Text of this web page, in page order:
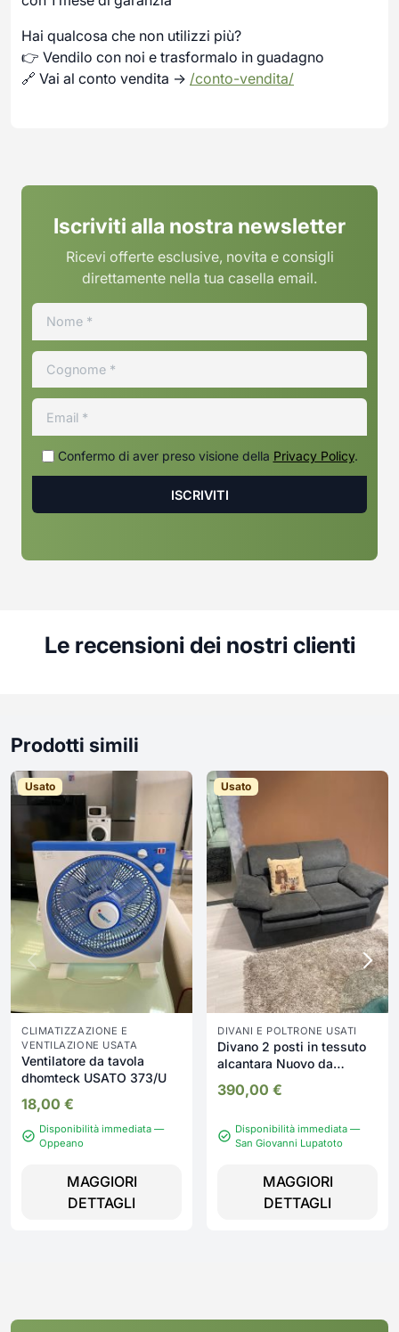
Hai qualcosa che non utilizzi più?
👉 Vendilo con noi e trasformalo in guadagno
🔗 Vai al conto vendita → /conto-vendita/
Iscriviti alla nostra newsletter
Ricevi offerte esclusive, novita e consigli
direttamente nella tua casella email.
Confermo di aver preso visione della Privacy Policy.
Le recensioni dei nostri clienti
Prodotti simili
Usato
CLIMATIZZAZIONE E
VENTILAZIONE USATA
Ventilatore da tavola
dhomteck USATO 373/U
18,00 €
Disponibilità immediata —
Oppeano
MAGGIORI
DETTAGLI
Usato
DIVANI E POLTRONE USATI
Divano 2 posti in tessuto
alcantara Nuovo da
390,00 €
Disponibilità immediata —
San Giovanni Lupatoto
MAGGIORI
DETTAGLI